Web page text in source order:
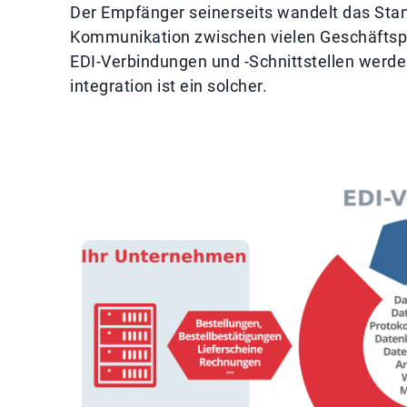
Der Empfänger seinerseits wandelt das
Kommunikation zwischen vielen
EDI-Verbindungen und -Schnittstellen
integration ist ein solcher.